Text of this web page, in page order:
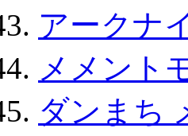
アークナ
メメント
ダンまち